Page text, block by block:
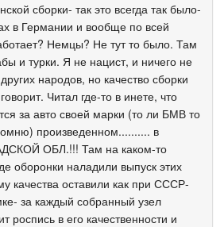
сборки- так это всегда так было-
в Германии и вообще по всей
Немцы? Не тут то было. Там
и турки. Я не нацист, и ничего не
народов, но качество сборки
Читал где-то в инете, что
за авто своей марки (то ли БМВ то
произведенном.......... в
ОБЛ.!!! Там на каком-то
оборонки наладили выпуск этих
качества оставили как при СССР-
за каждый собранный узел
роспись в его качественности и